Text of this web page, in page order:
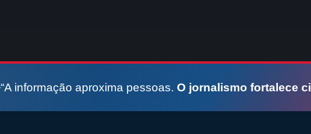
“A informação aproxima pessoas. O jornalismo fortalece